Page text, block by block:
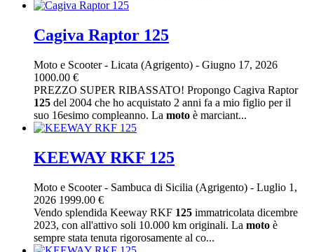
Cagiva Raptor 125
Moto e Scooter- Licata (Agrigento) - Giugno 17, 2026
1000.00 €
PREZZO SUPER RIBASSATO! Propongo Cagiva Raptor
125 del 2004 che ho acquistato 2 anni fa a mio figlio per il
suo 16esimo compleanno. La moto è marciant...
KEEWAY RKF 125
Moto e Scooter- Sambuca di Sicilia (Agrigento) - Luglio 1,
2026 1999.00 €
Vendo splendida Keeway RKF 125 immatricolata dicembre
2023, con all'attivo soli 10.000 km originali. La moto è
sempre stata tenuta rigorosamente al co...